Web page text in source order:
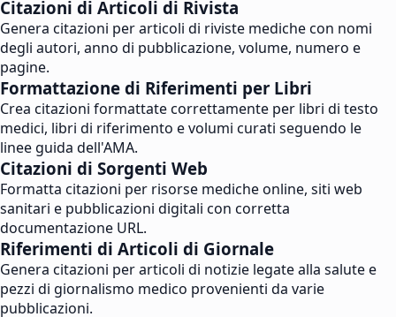
Citazioni di Articoli di Rivista
Genera citazioni per articoli di riviste mediche con nomi
degli autori, anno di pubblicazione, volume, numero e
pagine.
Formattazione di Riferimenti per Libri
Crea citazioni formattate correttamente per libri di testo
medici, libri di riferimento e volumi curati seguendo le
linee guida dell'AMA.
Citazioni di Sorgenti Web
Formatta citazioni per risorse mediche online, siti web
sanitari e pubblicazioni digitali con corretta
documentazione URL.
Riferimenti di Articoli di Giornale
Genera citazioni per articoli di notizie legate alla salute e
pezzi di giornalismo medico provenienti da varie
pubblicazioni.